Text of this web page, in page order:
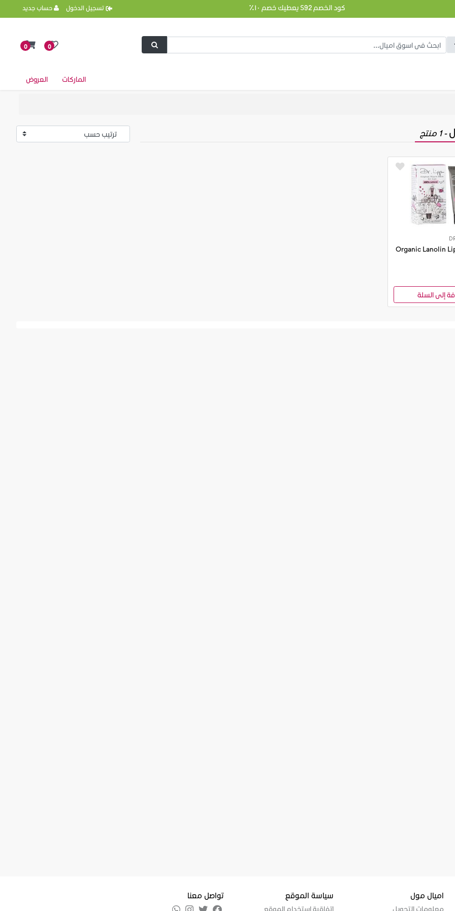
كود الخصم S92 يعطيك خصم ١٠٪ تسجيل الدخول حساب جديد
0
0
الماركات العروض
- 1 منتج
Organic Lanolin
إلى السلة
اميال مول
معلومات التحويل
سياسة الموقع
إتفاقية إستخدام الموقع
تواصل معنا